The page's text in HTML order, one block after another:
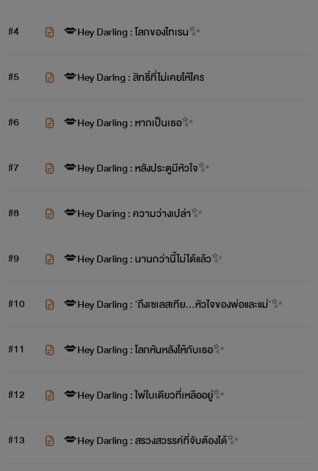
#4 💋Hey Darling : โลกของไทเรน✨️
#5 💋Hey Darlng : สิทธิ์ที่ไม่เคยให้ใคร
#6 💋Hey Darling : หากเป็นเธอ✨️
#7 💋Hey Darling : หลังประตูมีหัวใจ✨️
#8 💋Hey Daring : ความว่างเปล่า✨️
#9 💋Hey Darling : นานกว่านี้ไม่ได้แล้ว✨
#10 💋Hey Darling : 'ถึงเซเลสเทีย...หัวใจของพ่อและแม่'✨️
#11 💋Hey Darling : โลกหันหลังให้กับเธอ✨️
#12 💋Hey Darling : ไพ่ใบเดียวที่เหลืออยู่✨️
#13 💋Hey Darling : สรวงสวรรค์ที่จับต้องได้✨️